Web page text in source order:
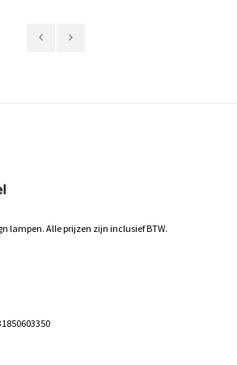
lampen. Alle prijzen zijn inclusief BTW.